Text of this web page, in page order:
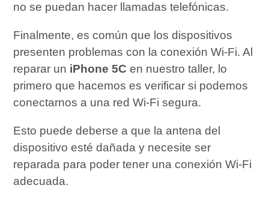
no se puedan hacer llamadas telefónicas.
Finalmente, es común que los dispositivos
presenten problemas con la conexión Wi-Fi. Al
reparar un iPhone 5C en nuestro taller, lo
primero que hacemos es verificar si podemos
conectarnos a una red Wi-Fi segura.
Esto puede deberse a que la antena del
dispositivo esté dañada y necesite ser
reparada para poder tener una conexión Wi-Fi
adecuada.